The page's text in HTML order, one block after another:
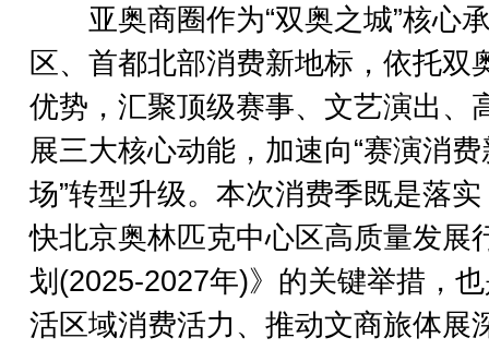
亚奥商圈作为“双奥之城”核心
区、首都北部消费新地标，依托双
优势，汇聚顶级赛事、文艺演出、
展三大核心动能，加速向“赛演消
场”转型升级。本次消费季既是落
快北京奥林匹克中心区高质量发展
划(2025-2027年)》的关键举措，
活区域消费活力、推动文商旅体展